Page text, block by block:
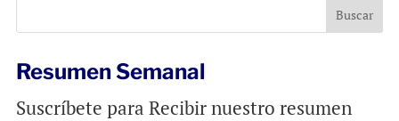
Resumen Semanal
Suscríbete para Recibir nuestro resumen